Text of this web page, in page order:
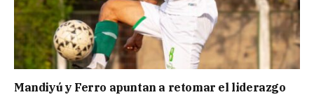
Mandiyú y Ferro apuntan a retomar el liderazgo